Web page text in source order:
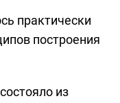
практически
построения
из